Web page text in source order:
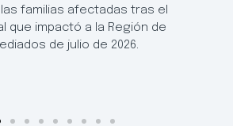
familias afectadas tras el
que impactó a la Región de
de julio de 2026.